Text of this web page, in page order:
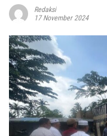
Redaksi
17 November 2024